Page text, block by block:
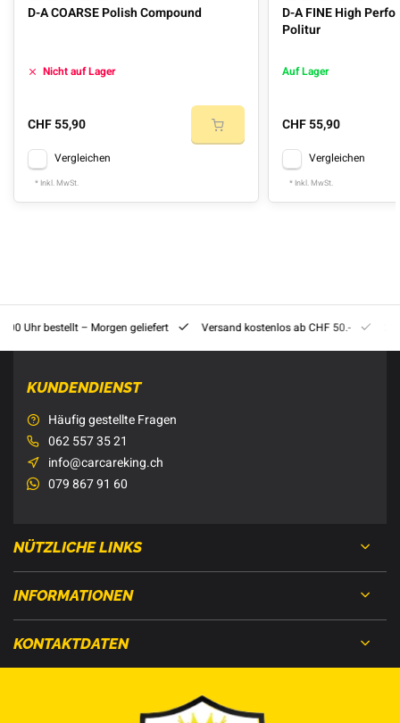
D-A COARSE Polish Compound
Nicht auf Lager
CHF 55,90
Vergleichen
* Inkl. MwSt.
D-A FINE High
Politur
Auf Lager
CHF 55,90
Vergleichen
* Inkl. MwSt.
Uhr bestellt – Morgen geliefert Versand kostenlos ab CHF 50.-
KUNDENDIENST
Häufig gestellte Fragen
062 557 35 21
info@carcareking.ch
079 867 91 60
NÜTZLICHE LINKS
INFORMATIONEN
KONTAKTDATEN